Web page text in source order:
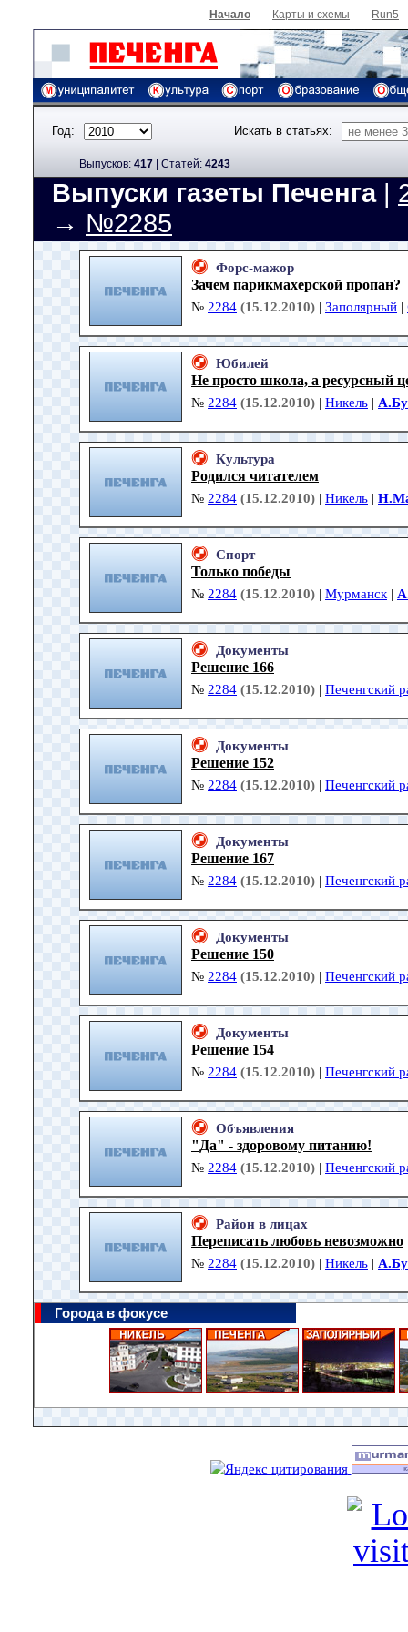
Начало Карты и схемы Run5
Год: Искать в статьях:
Выпусков: 417 | Cтатей: 4243
Выпуски газеты Печенга|
→ №2285
Форс-мажор
Зачем парикмахерской пропан?
№ 2284 (15.12.2010) | Заполярный |
Юбилей
Не просто школа, а ресурсный
№ 2284 (15.12.2010) | Никель |
Культура
Родился читателем
№ 2284 (15.12.2010) | Никель |
Спорт
Только победы
№ 2284 (15.12.2010) | Мурманск |
Документы
Решение 166
№ 2284 (15.12.2010) | Печенгский
Документы
Решение 152
№ 2284 (15.12.2010) | Печенгский
Документы
Решение 167
№ 2284 (15.12.2010) | Печенгский
Документы
Решение 150
№ 2284 (15.12.2010) | Печенгский
Документы
Решение 154
№ 2284 (15.12.2010) | Печенгский
Объявления
"Да" - здоровому питанию!
№ 2284 (15.12.2010) | Печенгский
Район в лицах
Переписать любовь невозможно
№ 2284 (15.12.2010) | Никель |
Города в фокусе